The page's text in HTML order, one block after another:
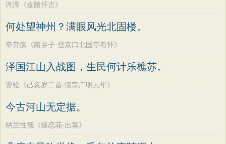
许浑《金陵怀古》
何处望神州？满眼风光北固楼。
辛弃疾《南乡子·登京口北固亭有怀》
泽国江山入战图，生民何计乐樵苏。
曹松《己亥岁二首·僖宗广明元年》
今古河山无定据。
纳兰性德《蝶恋花·出塞》